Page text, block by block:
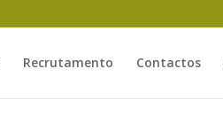
Recrutamento Contactos